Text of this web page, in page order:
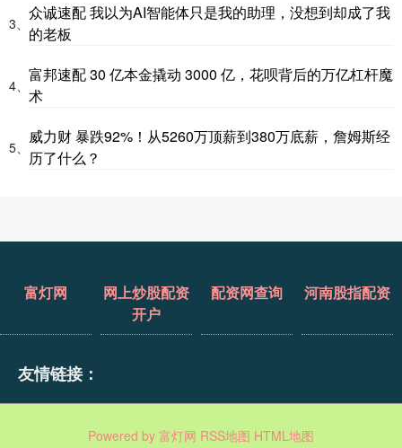
3、
众诚速配 我以为AI智能体只是我的助理，没想到却成了我
的老板
4、
富邦速配 30 亿本金撬动 3000 亿，花呗背后的万亿杠杆魔
术
5、
威力财 暴跌92%！从5260万顶薪到380万底薪，詹姆斯经
历了什么？
富灯网
网上炒股配资
开户
配资网查询 河南股指配资
友情链接：
Powered by 富灯网 RSS地图 HTML地图